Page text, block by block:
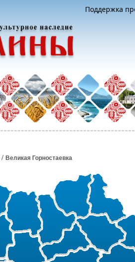
Поддержка
/ Великая Горностаевка